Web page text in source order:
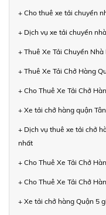
+ Cho thuê xe tải chuyển
+ Dịch vụ xe tải chuyển
+ Thuê Xe Tải Chuyển
+ Thuê Xe Tải Chở Hàng
+ Cho Thuê Xe Tải Chở
+ Xe tải chở hàng quận
+ Dịch vụ thuê xe tải chở
nhất
+ Cho Thuê Xe Tải Chở
+ Cho Thuê Xe Tải Chở
+ Xe tải chở hàng Quận 5